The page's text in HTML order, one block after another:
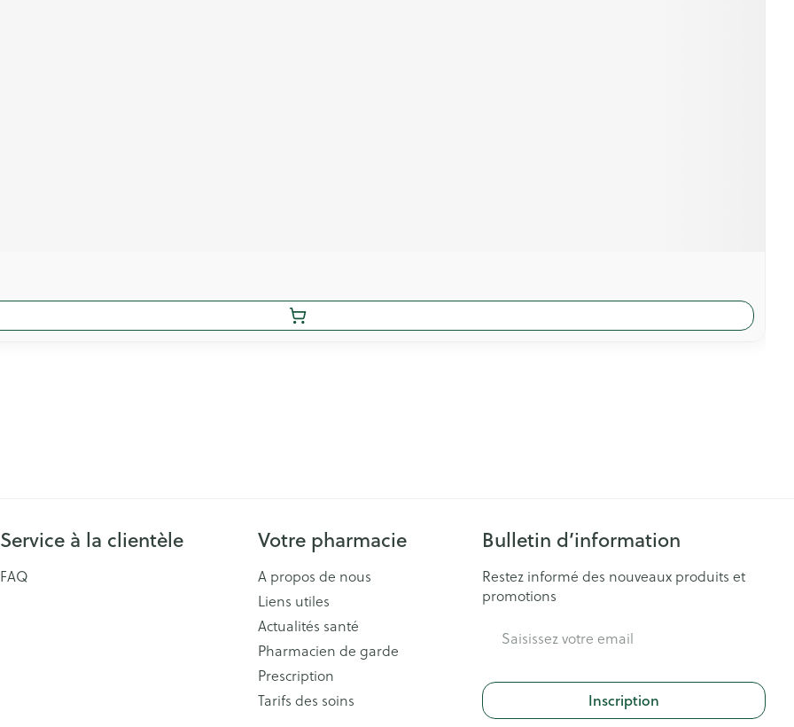
Service à la clientèle
FAQ
Votre pharmacie
A propos de nous
Liens utiles
Actualités santé
Pharmacien de garde
Prescription
Tarifs des soins
Bulletin d’information
Restez informé des nouveaux produits et
promotions
Inscription